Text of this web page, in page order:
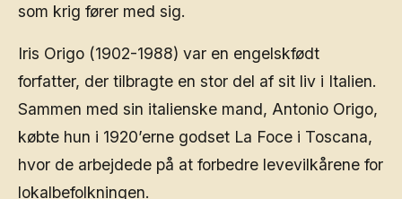
som krig fører med sig.
Iris Origo (1902-1988) var en engelskfødt
forfatter, der tilbragte en stor del af sit liv i Italien.
Sammen med sin italienske mand, Antonio Origo,
købte hun i 1920’erne godset La Foce i Toscana,
hvor de arbejdede på at forbedre levevilkårene for
lokalbefolkningen.